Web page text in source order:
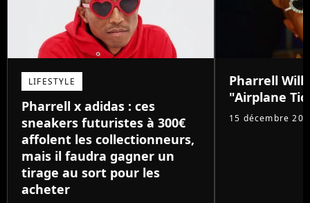
LIFESTYLE
Pharrell x adidas : ces
sneakers futuristes à 300€
affolent les collectionneurs,
mais il faudra gagner un
tirage au sort pour les
acheter
Pharrell
"Airplane
15 décembre